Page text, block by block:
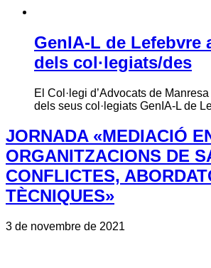
GenIA-L de Lefebvre
dels col·legiats/des
El Col·legi d’Advocats de
dels seus col·legiats GenIA-L de
JORNADA «MEDIACIÓ
ORGANITZACIONS DE
CONFLICTES,
TÈCNIQUES»
3 de novembre de 2021